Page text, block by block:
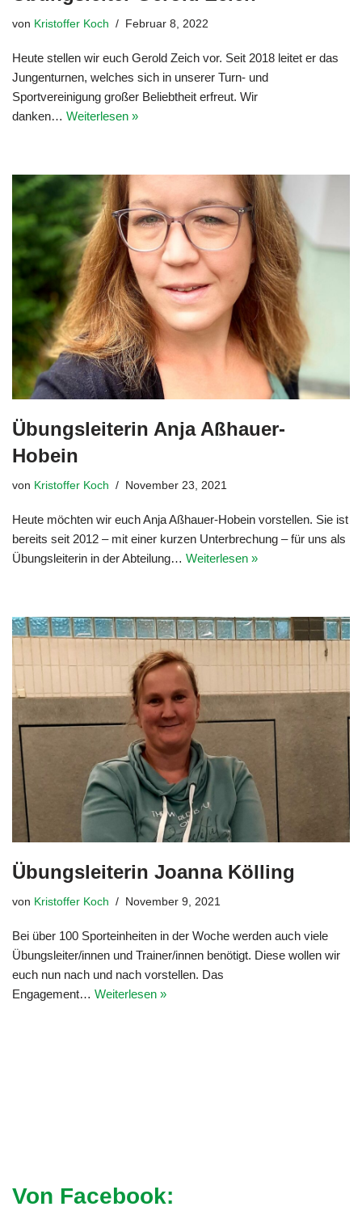
von Kristoffer Koch Februar 8, 2022
Heute stellen wir euch Gerold Zeich vor. Seit 2018 leitet er das
Jungenturnen, welches sich in unserer Turn- und
Sportvereinigung großer Beliebtheit erfreut. Wir
danken… Weiterlesen »
Übungsleiterin Anja Aßhauer-
Hobein
von Kristoffer Koch November 23, 2021
Heute möchten wir euch Anja Aßhauer-Hobein vorstellen. Sie ist
bereits seit 2012 – mit einer kurzen Unterbrechung – für uns als
Übungsleiterin in der Abteilung… Weiterlesen »
Übungsleiterin Joanna Kölling
von Kristoffer Koch November 9, 2021
Bei über 100 Sporteinheiten in der Woche werden auch viele
Übungsleiter/innen und Trainer/innen benötigt. Diese wollen wir
euch nun nach und nach vorstellen. Das
Engagement… Weiterlesen »
Von Facebook: